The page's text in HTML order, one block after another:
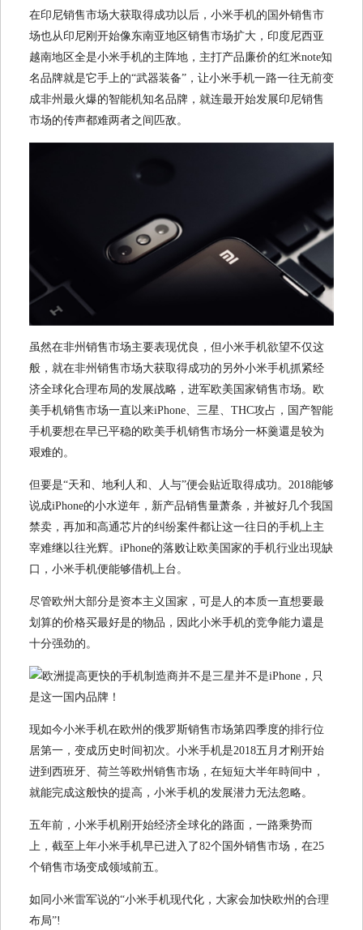
在印尼销售市场大获取得成功以后，小米手机的国外销售市
场也从印尼刚开始像东南亚地区销售市场扩大，印度尼西亚
越南地区全是小米手机的主阵地，主打产品廉价的红米note知
名品牌就是它手上的“武器装备”，让小米手机一路一往无前变
成非州最火爆的智能机知名品牌，就连最开始发展印尼销售
市场的传声都难两者之间匹敌。
虽然在非州销售市场主要表现优良，但小米手机欲望不仅这
般，就在非州销售市场大获取得成功的另外小米手机抓紧经
济全球化合理布局的发展战略，进军欧美国家销售市场。欧
美手机销售市场一直以来iPhone、三星、THC攻占，国产智能
手机要想在早已平稳的欧美手机销售市场分一杯羹還是较为
艰难的。
但要是“天和、地利人和、人与”便会贴近取得成功。2018能够
说成iPhone的小水逆年，新产品销售量萧条，并被好几个我国
禁卖，再加和高通芯片的纠纷案件都让这一往日的手机上主
宰难继以往光辉。iPhone的落败让欧美国家的手机行业出現缺
口，小米手机便能够借机上台。
尽管欧州大部分是资本主义国家，可是人的本质一直想要最
划算的价格买最好是的物品，因此小米手机的竞争能力還是
十分强劲的。
现如今小米手机在欧州的俄罗斯销售市场第四季度的排行位
居第一，变成历史时间初次。小米手机是2018五月才刚开始
进到西班牙、荷兰等欧州销售市场，在短短大半年時间中，
就能完成这般快的提高，小米手机的发展潜力无法忽略。
五年前，小米手机刚开始经济全球化的路面，一路乘势而
上，截至上年小米手机早已进入了82个国外销售市场，在25
个销售市场变成领域前五。
如同小米雷军说的“小米手机现代化，大家会加快欧州的合理
布局”!